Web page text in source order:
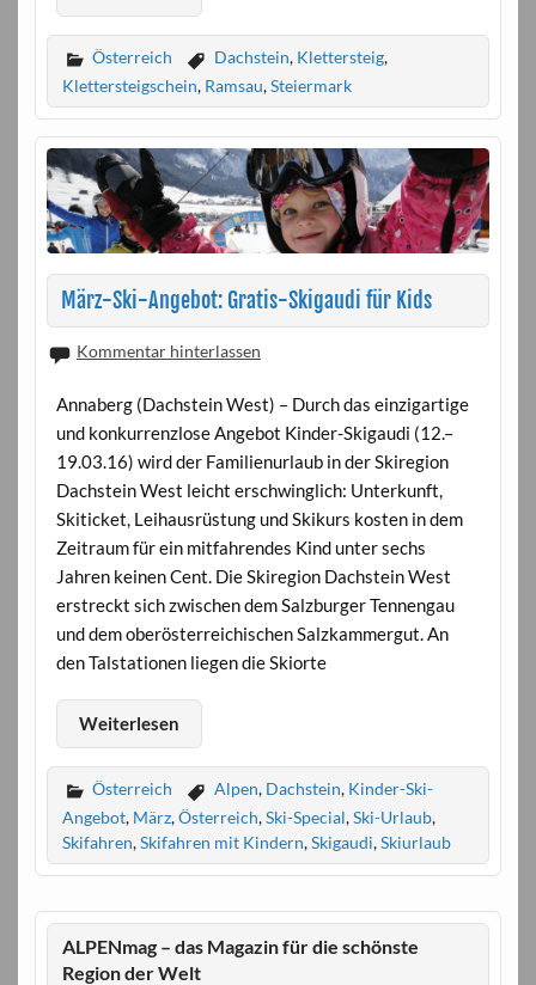
Österreich Dachstein, Klettersteig,
Klettersteigschein, Ramsau,Steiermark
März-Ski-Angebot: Gratis-Skigaudi für Kids
Kommentar hinterlassen
Annaberg (Dachstein West) – Durch das einzigartige
und konkurrenzlose Angebot Kinder-Skigaudi (12.–
19.03.16) wird der Familienurlaub in der Skiregion
Dachstein West leicht erschwinglich: Unterkunft,
Skiticket, Leihausrüstung und Skikurs kosten in dem
Zeitraum für ein mitfahrendes Kind unter sechs
Jahren keinen Cent. Die Skiregion Dachstein West
erstreckt sich zwischen dem Salzburger Tennengau
und dem oberösterreichischen Salzkammergut. An
den Talstationen liegen die Skiorte
Weiterlesen
Österreich Alpen, Dachstein, Kinder-Ski-
Angebot, März,Österreich,Ski-Special,Ski-Urlaub,
Skifahren,Skifahren mit Kindern,Skigaudi,Skiurlaub
ALPENmag – das Magazin für die schönste
Region der Welt